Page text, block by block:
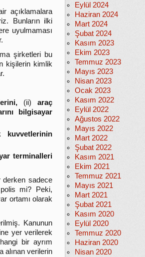
açıklamalara
Bunların ilki
uyulmaması
şirketleri bu
kişilerin kimlik
(ii)araç
bilgisayar
kuvvetlerinin
terminalleri
derken sadece
mi? Peki,
ortamı olarak
Kanunun
yer verilerek
bir ayrım
alınan verilerin
Eylül 2024
Haziran 2024
Mart 2024
Şubat 2024
Kasım 2023
Ekim 2023
Temmuz 2023
Mayıs 2023
Nisan 2023
Ocak 2023
Kasım 2022
Eylül 2022
Ağustos 2022
Mayıs 2022
Mart 2022
Şubat 2022
Kasım 2021
Ekim 2021
Temmuz 2021
Mayıs 2021
Mart 2021
Şubat 2021
Kasım 2020
Eylül 2020
Temmuz 2020
Haziran 2020
Nisan 2020